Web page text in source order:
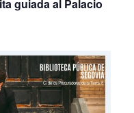
guiada al Palacio